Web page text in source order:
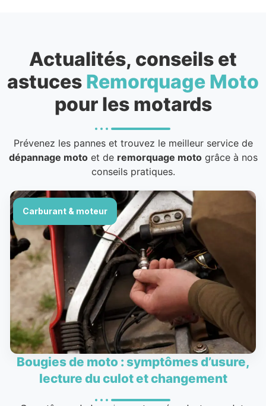
Actualités, conseils et
astuces Remorquage Moto
pour les motards
Prévenez les pannes et trouvez le meilleur service de
dépannage motoet de remorquage motogrâce à nos
conseils pratiques.
Carburant & moteur
Bougies de moto : symptômes d’usure,
lecture du culot et changement